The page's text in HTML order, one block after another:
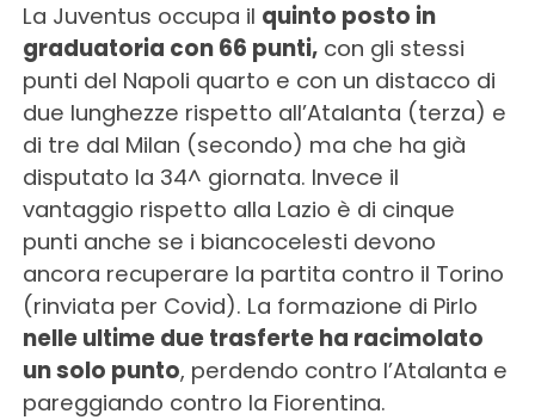
La Juventus occupa il quinto posto in
graduatoria con 66 punti,con gli stessi
punti del Napoli quarto e con un distacco di
due lunghezze rispetto all’Atalanta (terza) e
di tre dal Milan (secondo) ma che ha già
disputato la 34^ giornata. Invece il
vantaggio rispetto alla Lazio è di cinque
punti anche se i biancocelesti devono
ancora recuperare la partita contro il Torino
(rinviata per Covid). La formazione di Pirlo
nelle ultime due trasferte ha racimolato
un solo punto, perdendo contro l’Atalanta e
pareggiando contro la Fiorentina.